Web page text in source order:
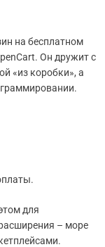
на бесплатном
Он дружит с
«из коробки», а
для
– море